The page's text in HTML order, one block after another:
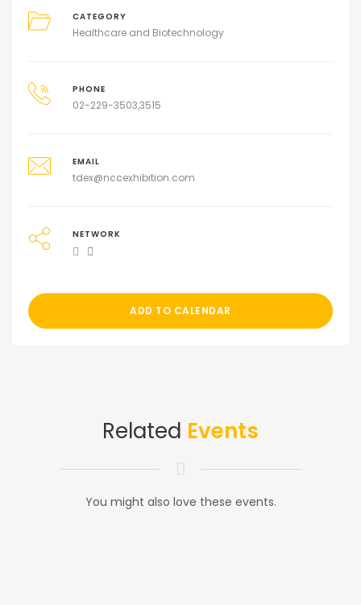
CATEGORY
Healthcare and Biotechnology
PHONE
02-229-3503,3515
EMAIL
tdex@nccexhibition.com
NETWORK
ADD TO CALENDAR
Related Events
You might also love these events.